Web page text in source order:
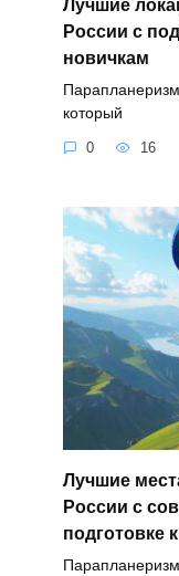
Лучшие
России с
новичкам
который
0 16
Лучшие
России с
подготовке